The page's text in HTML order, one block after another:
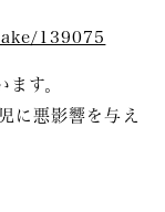
139075
す。
に悪影響を与え